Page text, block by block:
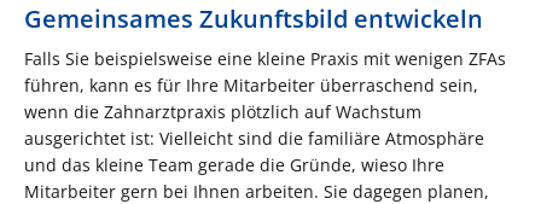
Gemeinsames Zukunftsbild entwickeln
Falls Sie beispielsweise eine kleine Praxis mit wenigen ZFAs
führen, kann es für Ihre Mitarbeiter überraschend sein,
wenn die Zahnarztpraxis plötzlich auf Wachstum
ausgerichtet ist: Vielleicht sind die familiäre Atmosphäre
und das kleine Team gerade die Gründe, wieso Ihre
Mitarbeiter gern bei Ihnen arbeiten. Sie dagegen planen,